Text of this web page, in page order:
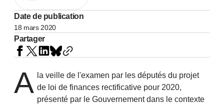
Date de publication
18 mars 2020
Partager
A la veille de l'examen par les députés du projet
de loi de finances rectificative pour 2020,
présenté par le Gouvernement dans le contexte